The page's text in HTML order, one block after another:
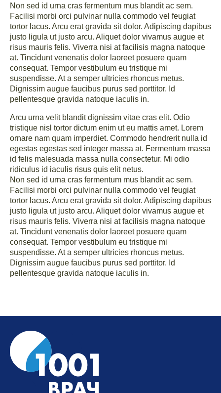
Non sed id urna cras fermentum mus blandit ac sem.
Facilisi morbi orci pulvinar nulla commodo vel feugiat
tortor lacus. Arcu erat gravida sit dolor. Adipiscing dapibus
justo ligula ut justo arcu. Aliquet dolor vivamus augue et
risus mauris felis. Viverra nisi at facilisis magna natoque
at. Tincidunt venenatis dolor laoreet posuere quam
consequat. Tempor vestibulum eu tristique mi
suspendisse. At a semper ultricies rhoncus metus.
Dignissim augue faucibus purus sed porttitor. Id
pellentesque gravida natoque iaculis in.
Arcu urna velit blandit dignissim vitae cras elit. Odio
tristique nisl tortor dictum enim ut eu mattis amet. Lorem
ornare nam quam imperdiet. Commodo hendrerit nulla id
egestas egestas sed integer massa at. Fermentum massa
id felis malesuada massa nulla consectetur. Mi odio
ridiculus id iaculis risus quis elit netus.
Non sed id urna cras fermentum mus blandit ac sem.
Facilisi morbi orci pulvinar nulla commodo vel feugiat
tortor lacus. Arcu erat gravida sit dolor. Adipiscing dapibus
justo ligula ut justo arcu. Aliquet dolor vivamus augue et
risus mauris felis. Viverra nisi at facilisis magna natoque
at. Tincidunt venenatis dolor laoreet posuere quam
consequat. Tempor vestibulum eu tristique mi
suspendisse. At a semper ultricies rhoncus metus.
Dignissim augue faucibus purus sed porttitor. Id
pellentesque gravida natoque iaculis in.